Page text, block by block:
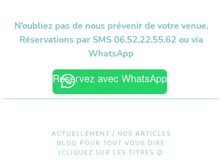
N’oubliez pas de nous prévenir de votre venue.
Réservations par SMS 06.52.22.55.62 ou via
WhatsApp
Réservez avec WhatsApp
ACTUELLEMENT / NOS ARTICLES
BLOG POUR TOUT VOUS DIRE
(CLIQUEZ SUR LES TITRES 😉